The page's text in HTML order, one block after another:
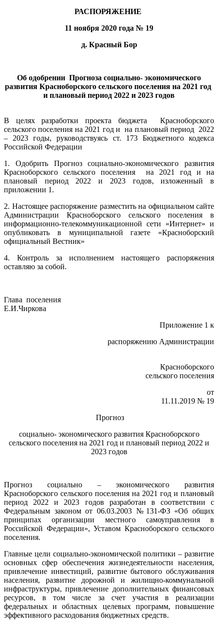
РАСПОРЯЖЕНИЕ
11 ноября 2020 года № 19
д. Красный Бор
Об одобрении Прогноза социально- экономического
развития Красноборского сельского поселения на 2021 год
и плановый период 2022 и 2023 годов
В целях разработки проекта бюджета Красноборского
сельского поселения на 2021 год и на плановый период 2022
– 2023 годы, руководствуясь ст. 173 Бюджетного кодекса
Российской Федерации
1. Одобрить Прогноз социально-экономического развития
Красноборского сельского поселения на 2021 год и на
плановый период 2022 и 2023 годов, изложенный в
приложении 1.
2. Настоящее распоряжение разместить на официальном сайте
Администрации Красноборского сельского поселения в
информационно-телекоммуникационной сети «Интернет» и
опубликовать в муниципальной газете «Красноборский
официальный Вестник»
4. Контроль за исполнением настоящего распоряжения
оставляю за собой.
Глава поселения
Е.И.Чиркова
Приложение 1 к
распоряжению Администрации
Красноборского
сельского поселения
от
11.11.2019 № 19
Прогноз
социально- экономического развития Красноборского
сельского поселения на 2021 год и плановый период 2022 и
2023 годов
Прогноз социально – экономического развития
Красноборского сельского поселения на 2021 год и плановый
период 2022 и 2023 годов разработан в соответствии с
Федеральным законом от 06.03.2003 №131-ФЗ «Об общих
принципах организации местного самоуправления в
Российской Федерации», Уставом Красноборского сельского
поселения.
Главные цели социально-экономической политики – развитие
основных сфер обеспечения жизнедеятельности населения,
привлечение инвестиций, развитие бытового обслуживания
населения, развитие дорожной и жилищно-коммунальной
инфраструктуры, привлечение дополнительных финансовых
ресурсов, в том числе за счет участия в реализации
федеральных и областных целевых программ, повышение
эффективного расходования бюджетных средств.